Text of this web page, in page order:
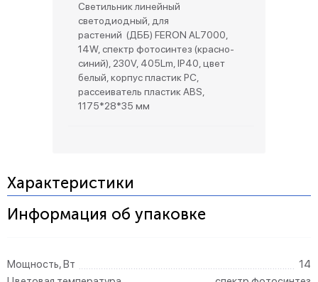
Светильник линейный
светодиодный, для
растений (ДББ) FERON AL7000,
14W, спектр фотосинтез (красно-
синий), 230V, 405Lm, IP40, цвет
белый, корпус пластик PC,
рассеиватель пластик ABS,
1175*28*35 мм
Характеристики
Информация об упаковке
Мощность, Вт
14